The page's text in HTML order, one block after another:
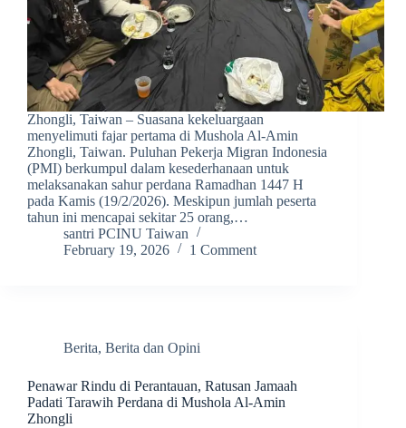
Zhongli, Taiwan – Suasana kekeluargaan
menyelimuti fajar pertama di Mushola Al-Amin
Zhongli, Taiwan. Puluhan Pekerja Migran Indonesia
(PMI) berkumpul dalam kesederhanaan untuk
melaksanakan sahur perdana Ramadhan 1447 H
pada Kamis (19/2/2026). Meskipun jumlah peserta
tahun ini mencapai sekitar 25 orang,…
santri PCINU Taiwan
February 19, 2026
1 Comment
Berita, Berita dan Opini
Penawar Rindu di Perantauan, Ratusan Jamaah
Padati Tarawih Perdana di Mushola Al-Amin
Zhongli